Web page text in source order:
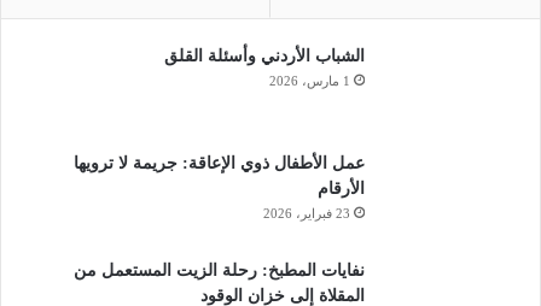
الشباب الأردني وأسئلة القلق
1 مارس، 2026
عمل الأطفال ذوي الإعاقة: جريمة لا ترويها
الأرقام
23 فبراير، 2026
نفايات المطبخ: رحلة الزيت المستعمل من
المقلاة إلى خزان الوقود